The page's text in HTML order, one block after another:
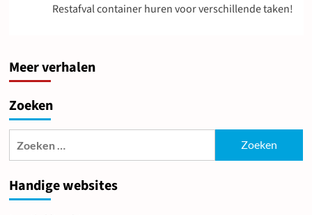
Restafval container huren voor verschillende taken!
Meer verhalen
Zoeken
Handige websites